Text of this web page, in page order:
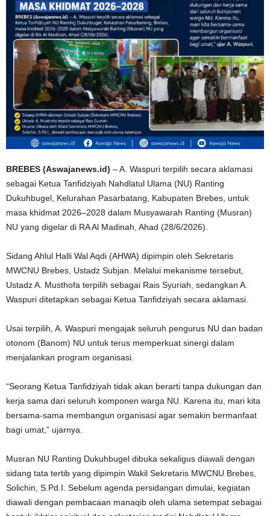
BREBES (Aswajanews.id) – A. Waspuri terpilih secara aklamasi
sebagai Ketua Tanfidziyah Nahdlatul Ulama (NU) Ranting
Dukuhbugel, Kelurahan Pasarbatang, Kabupaten Brebes, untuk
masa khidmat 2026–2028 dalam Musyawarah Ranting (Musran)
NU yang digelar di RA Al Madinah, Ahad (28/6/2026).
Sidang Ahlul Halli Wal Aqdi (AHWA) dipimpin oleh Sekretaris
MWCNU Brebes, Ustadz Subjan. Melalui mekanisme tersebut,
Ustadz A. Musthofa terpilih sebagai Rais Syuriah, sedangkan A.
Waspuri ditetapkan sebagai Ketua Tanfidziyah secara aklamasi.
Usai terpilih, A. Waspuri mengajak seluruh pengurus NU dan badan
otonom (Banom) NU untuk terus memperkuat sinergi dalam
menjalankan program organisasi.
“Seorang Ketua Tanfidziyah tidak akan berarti tanpa dukungan dan
kerja sama dari seluruh komponen warga NU. Karena itu, mari kita
bersama-sama membangun organisasi agar semakin bermanfaat
bagi umat,” ujarnya.
Musran NU Ranting Dukuhbugel dibuka sekaligus diawali dengan
sidang tata tertib yang dipimpin Wakil Sekretaris MWCNU Brebes,
Solichin, S.Pd.I. Sebelum agenda persidangan dimulai, kegiatan
diawali dengan pembacaan manaqib oleh ulama setempat sebagai